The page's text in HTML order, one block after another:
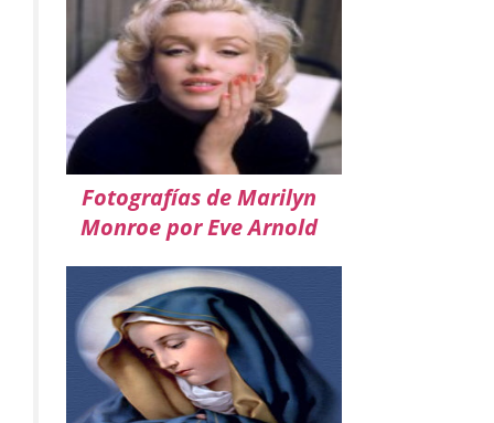
Fotografías de Marilyn
Monroe por Eve Arnold